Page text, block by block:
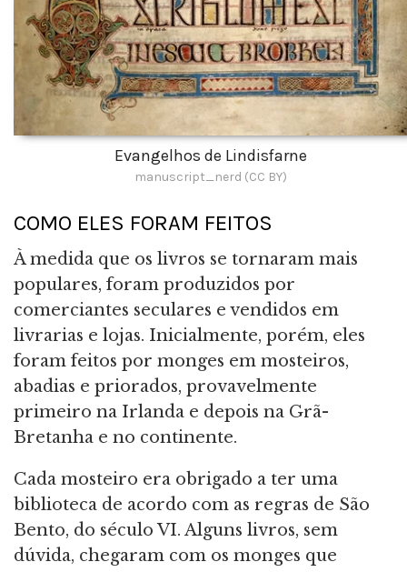
Evangelhos de Lindisfarne
manuscript_nerd (CC BY)
COMO ELES FORAM FEITOS
À medida que os livros se tornaram mais
populares, foram produzidos por
comerciantes seculares e vendidos em
livrarias e lojas. Inicialmente, porém, eles
foram feitos por monges em mosteiros,
abadias e priorados, provavelmente
primeiro na Irlanda e depois na Grã-
Bretanha e no continente.
Cada mosteiro era obrigado a ter uma
biblioteca de acordo com as regras de São
Bento, do século VI. Alguns livros, sem
dúvida, chegaram com os monges que